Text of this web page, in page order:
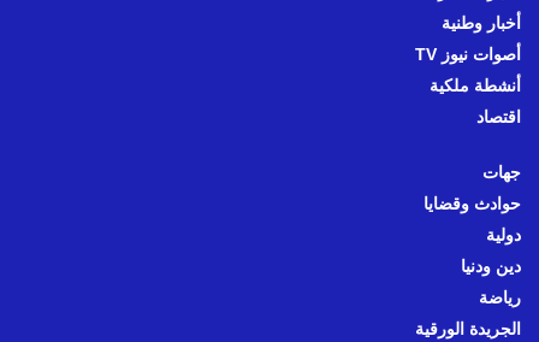
أخبار وطنية
أصوات نيوز TV
أنشطة ملكية
اقتصاد
جهات
حوادث وقضايا
دولية
دين ودنيا
رياضة
الجريدة الورقية